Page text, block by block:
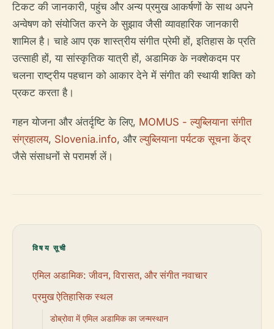
टिकट की जानकारी, पहुंच और अन्य प्रमुख आकर्षणों के साथ अपने
अन्वेषण को संयोजित करने के सुझाव जैसी व्यावहारिक जानकारी
शामिल है। चाहे आप एक शास्त्रीय संगीत प्रेमी हों, इतिहास के प्रति
उत्साही हों, या सांस्कृतिक यात्री हों, अडामिक के नक्शेकदम पर
चलना राष्ट्रीय पहचान को आकार देने में संगीत की स्थायी शक्ति को
प्रकट करता है।
गहन योजना और अंतर्दृष्टि के लिए, MOMUS - ल्युब्लियाना संगीत
संग्रहालय, Slovenia.info, औरल्युब्लियाना पर्यटक सूचना केंद्र
जैसे संसाधनों से परामर्श लें।
विषय सूची
एमिल अडामिक: जीवन, विरासत, और संगीत नवाचार
प्रमुख ऐतिहासिक स्थल
डोब्रोवा में एमिल अडामिक का जन्मस्थान